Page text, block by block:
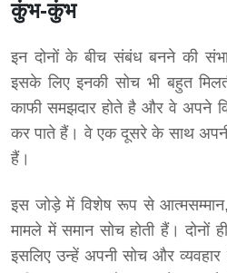
कुंभ-कुंभ
इन दोनों के बीच संबंध बनने की
इसके लिए इनकी सोच भी बहुत
काफी समझदार होते है और वे अपने
कर पाते हैं। वे एक दूसरे के साथ
हैं।
इस जोड़े में विशेष रूप से
मामले में समान सोच होती हैं। दोनों
इसलिए उन्हें अपनी सोच और